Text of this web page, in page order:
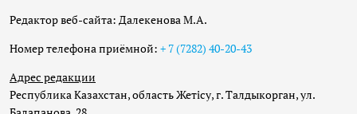
Редактор веб-сайта: Далекенова М.А.
Номер телефона приёмной: + 7 (7282) 40-20-43
Адрес редакции
Республика Казахстан, область Жетісу, г. Талдыкорган, ул.